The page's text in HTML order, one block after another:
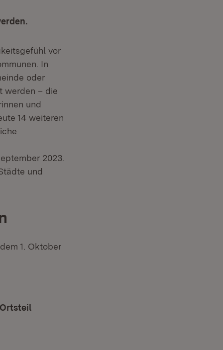
vor
In
oder
werden – die
und
14 weiteren
2023.
und
1. Oktober